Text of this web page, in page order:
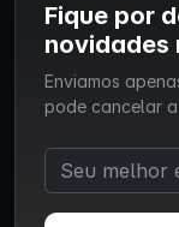
Fique por
novidades
Enviamos
pode cancelar